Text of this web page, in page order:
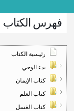
فهرس الكتاب
رئيسية الكتاب
بدء الوحي
كتاب الإيمان
كتاب العلم
كتاب الغسل